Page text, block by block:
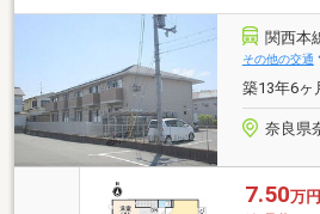
関西本
その他の交通
築13年6ヶ
奈良県
7.50万円